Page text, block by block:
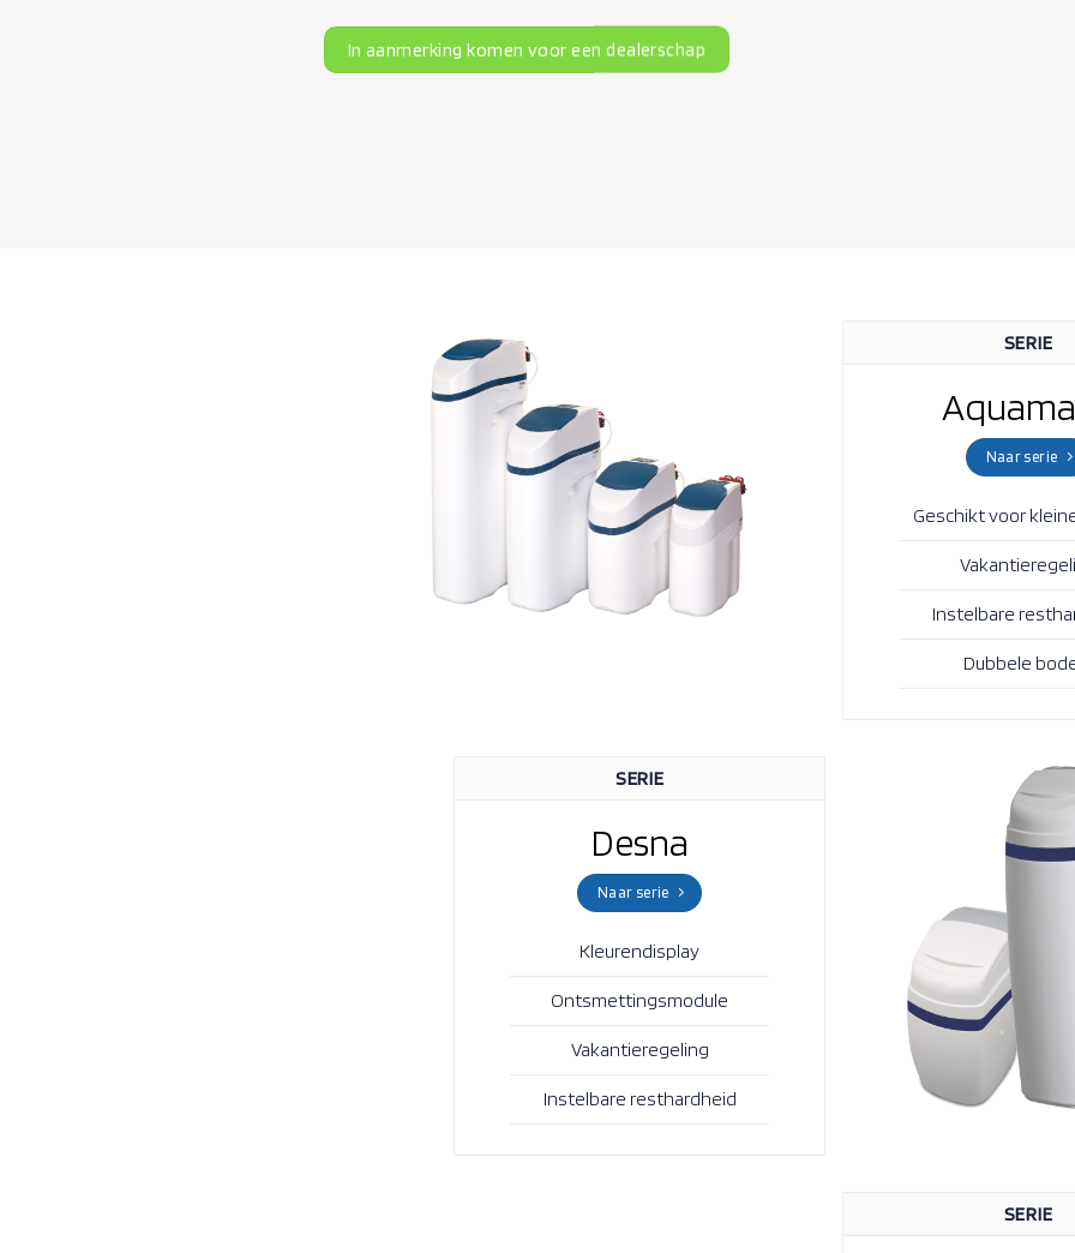
In aanmerking komen voor een dealerschap
SERIE
Naar serie
Geschikt voor
Instelbare
Dubbele
SERIE
Desna
Naar serie
Kleurendisplay
Ontsmettingsmodule
Vakantieregeling
Instelbare resthardheid
SERIE